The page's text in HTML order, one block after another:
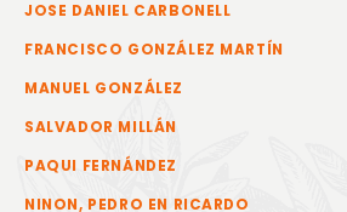
JOSE DANIEL CARBONELL
FRANCISCO GONZÁLEZ MARTÍN
MANUEL GONZÁLEZ
SALVADOR MILLÁN
PAQUI FERNÁNDEZ
NINON, PEDRO EN RICARDO